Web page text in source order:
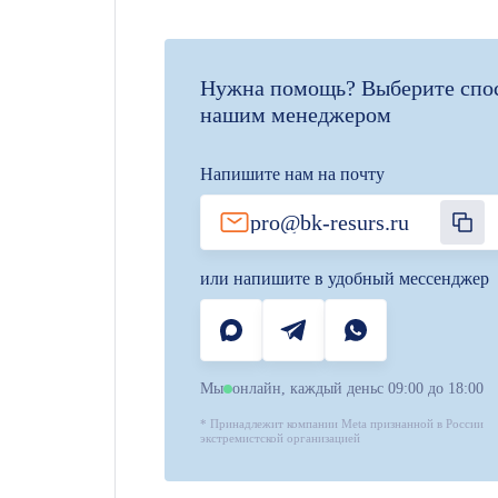
Нужна помощь? Выберите
нашим менеджером
Напишите нам на почту
pro@bk-resurs.ru
или напишите в удобный мессенджер
TELEGRAM
Мы онлайн, каждый деньс 09:00 до 18:00
* Принадлежит компании Meta признанной в России
экстремистской организацией